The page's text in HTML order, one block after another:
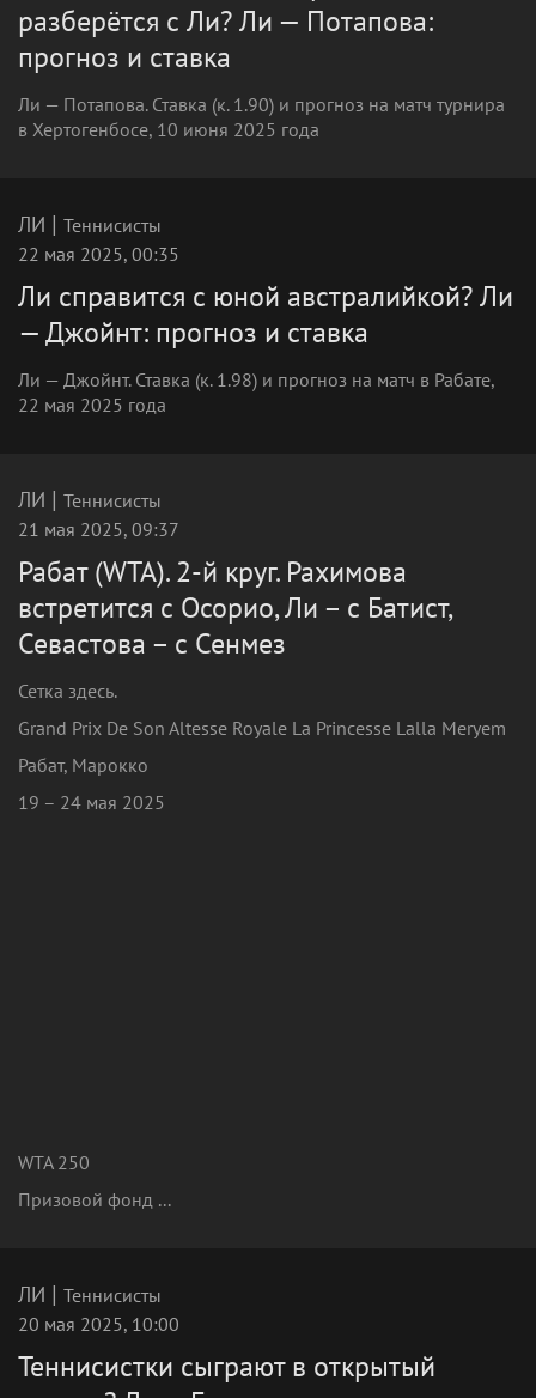
разберётся с Ли? Ли — Потапова:
прогноз и ставка
Ли — Потапова. Ставка (к. 1.90) и прогноз на матч турнира
в Хертогенбосе, 10 июня 2025 года
ЛИ | Теннисисты
22 мая 2025, 00:35
Ли справится с юной австралийкой? Ли
— Джойнт: прогноз и ставка
Ли — Джойнт. Ставка (к. 1.98) и прогноз на матч в Рабате,
22 мая 2025 года
ЛИ | Теннисисты
21 мая 2025, 09:37
Рабат (WTA). 2-й круг. Рахимова
встретится с Осорио, Ли – с Батист,
Севастова – с Сенмез
Сетка здесь.
Grand Prix De Son Altesse Royale La Princesse Lalla Meryem
Рабат, Марокко
19 – 24 мая 2025
WTA 250
Призовой фонд ...
ЛИ | Теннисисты
20 мая 2025, 10:00
Теннисистки сыграют в открытый